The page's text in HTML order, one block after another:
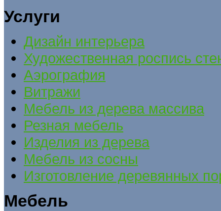
Услуги
Дизайн интерьера
Художественная роспись
Аэрография
Витражи
Мебель из дерева массива
Резная мебель
Изделия из дерева
Мебель из сосны
Изготовление деревянных
Мебель